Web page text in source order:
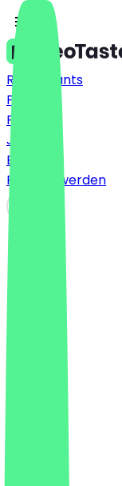
Restaurants
Preise
FAQ
Jobs
Blog
Partner werden